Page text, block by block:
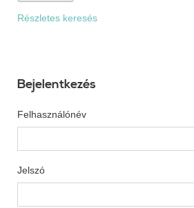
Részletes keresés
Bejelentkezés
Felhasználónév
Jelszó